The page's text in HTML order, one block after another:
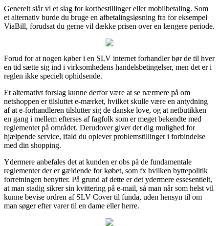
Generelt slår vi et slag for kortbestillinger eller mobilbetaling. Som
et alternativ burde du bruge en afbetalingsløsning fra for eksempel
ViaBill, forudsat du gerne vil dække prisen over en længere periode.
Forud for at nogen køber i en SLV internet forhandler bør de til hver
en tid sætte sig ind i virksomhedens handelsbetingelser, men det er i
reglen ikke specielt ophidsende.
Et alternativt forslag kunne derfor være at se nærmere på om
netshoppen er tilsluttet e-mærket, hvilket skulle være en antydning
af at e-forhandleren tilslutter sig de danske love, og at netbutikken
en gang i mellem efterses af fagfolk som er meget bekendte med
reglementet på området. Derudover giver det dig mulighed for
hjælpende service, ifald du oplever problemstillinger i forbindelse
med din shopping.
Ydermere anbefales det at kunden er obs på de fundamentale
reglementer der er gældende for købet, som fx hvilken byttepolitik
forretningen benytter. På grund af dette er det ydermere essesentielt,
at man stadig sikrer sin kvittering på e-mail, så man når som helst vil
kunne bevise ordren af SLV Cover til funda, uden hensyn til om
man søger efter varer til en dame eller herre.